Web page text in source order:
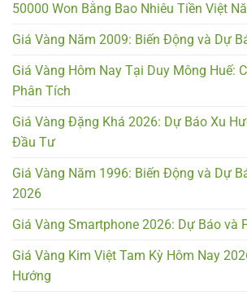
50000 Won Bằng Bao Nhiêu Tiền Việt
Giá Vàng Năm 2009: Biến Động và Dự
Giá Vàng Hôm Nay Tại Duy Mông Huế:
Phân Tích
Giá Vàng Đặng Khá 2026: Dự Báo Xu
Đầu Tư
Giá Vàng Năm 1996: Biến Động và Dự
2026
Giá Vàng Smartphone 2026: Dự Báo và
Giá Vàng Kim Việt Tam Kỳ Hôm Nay
Hướng